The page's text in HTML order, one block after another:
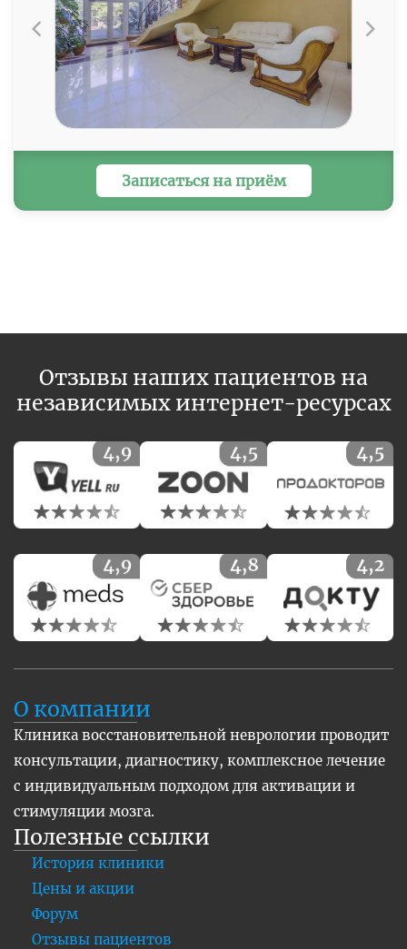
Записаться на приём
Отзывы наших пациентов на
независимых интернет-ресурсах
О компании
Клиника восстановительной неврологии проводит
консультации, диагностику, комплексное лечение
с индивидуальным подходом для активации и
стимуляции мозга.
Полезные ссылки
История клиники
Цены и акции
Форум
Отзывы пациентов